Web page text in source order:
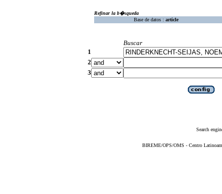
Refinar la b�squeda
Base de datos : article
Buscar
1
2
3
Search
BIREME/OPS/OMS - Centro